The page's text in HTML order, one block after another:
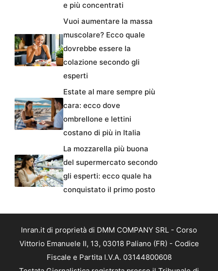
e più concentrati
Vuoi aumentare la massa
muscolare? Ecco quale
dovrebbe essere la
colazione secondo gli
esperti
Estate al mare sempre più
cara: ecco dove
ombrellone e lettini
costano di più in Italia
La mozzarella più buona
del supermercato secondo
gli esperti: ecco quale ha
conquistato il primo posto
Inran.it di proprietà di DMM COMPANY SRL - Corso
Vittorio Emanuele II, 13, 03018 Paliano (FR) - Codice
Fiscale e Partita I.V.A. 03144800608